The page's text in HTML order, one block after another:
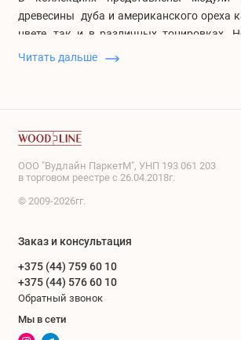
древесины дуба и американского ореха
цвете, так и в различных тонировках.
созданы на основе комбинации двух
загородных кантри интерьеров, так и
паркет Coswick Вы можете в Минске в
ООО "Косвик" (Беларусь)
Конструкция:
Профиль модульного паркета:
Читать дальше
ООО "Вудлайн ПаркетМ", УНП 193 061 203
в торговом реестре с 26.04.2018г.
© 2009-2026гг.
Заказ и консультация
+375 (44) 759 60 10
+375 (44) 576 60 10
Обратный звонок
Мы в сети